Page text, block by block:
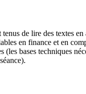
de lire des textes
en finance et en
(les bases techniques